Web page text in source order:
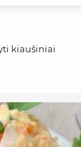
kiaušiniai